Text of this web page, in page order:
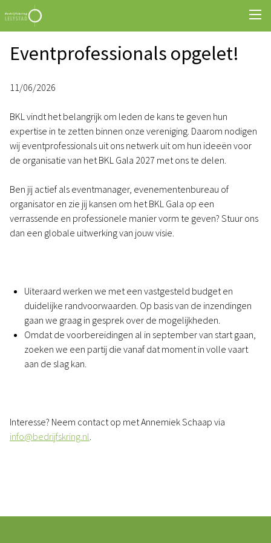
Eventprofessionals opgelet!
11/06/2026
BKL vindt het belangrijk om leden de kans te geven hun
expertise in te zetten binnen onze vereniging. Daarom nodigen
wij eventprofessionals uit ons netwerk uit om hun ideeën voor
de organisatie van het BKL Gala 2027 met ons te delen.
Ben jij actief als eventmanager, evenementenbureau of
organisator en zie jij kansen om het BKL Gala op een
verrassende en professionele manier vorm te geven? Stuur ons
dan een globale uitwerking van jouw visie.
Uiteraard werken we met een vastgesteld budget en
duidelijke randvoorwaarden. Op basis van de inzendingen
gaan we graag in gesprek over de mogelijkheden.
Omdat de voorbereidingen al in september van start gaan,
zoeken we een partij die vanaf dat moment in volle vaart
aan de slag kan.
Interesse? Neem contact op met Annemiek Schaap via
info@bedrijfskring.nl.